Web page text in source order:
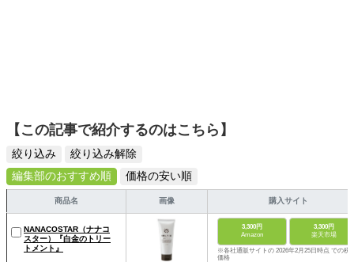
【この記事で紹介するのはこちら】
絞り込み
絞り込み解除
編集部のおすすめ順
価格の安い順
商品名 画像 購入サイト
NANACOSTAR（ナナコ
スター）『白金のトリー
トメント』
3,300円
Amazon
3,300円
楽天市場
※各社通販サイトの 2026年2月25日時点 での税
価格